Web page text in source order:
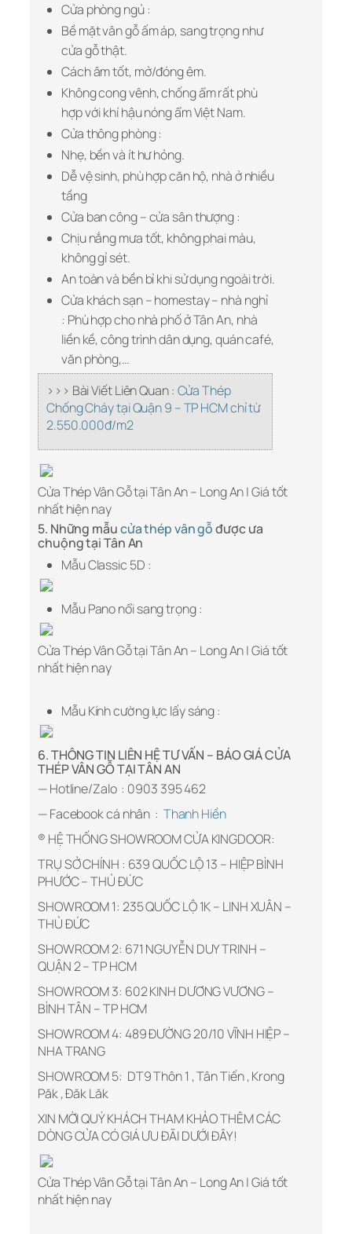
Cửa phòng ngủ :
Bề mặt vân gỗ ấm áp, sang trọng như
cửa gỗ thật.
Cách âm tốt, mở/đóng êm.
Không cong vênh, chống ẩm rất phù
hợp với khí hậu nóng ẩm Việt Nam.
Cửa thông phòng :
Nhẹ, bền và ít hư hỏng.
Dễ vệ sinh, phù hợp căn hộ, nhà ở nhiều
tầng
Cửa ban công – cửa sân thượng :
Chịu nắng mưa tốt, không phai màu,
không gỉ sét.
An toàn và bền bỉ khi sử dụng ngoài trời.
Cửa khách sạn – homestay – nhà nghỉ
: Phù hợp cho nhà phố ở Tân An, nhà
liền kề, công trình dân dụng, quán café,
văn phòng,…
>>> Bài Viết Liên Quan : Cửa Thép
Chống Cháy tại Quận 9 – TP HCM chỉ từ
2.550.000đ/m2
Cửa Thép Vân Gỗ tại Tân An – Long An | Giá tốt
nhất hiện nay
5. Những mẫucửa thép vân gỗđược ưa
chuộng tại Tân An
Mẫu Classic 5D :
Mẫu Pano nổi sang trọng :
Cửa Thép Vân Gỗ tại Tân An – Long An | Giá tốt
nhất hiện nay
Mẫu Kính cường lực lấy sáng :
6. THÔNG TIN LIÊN HỆ TƯ VẤN – BÁO GIÁ CỬA
THÉP VÂN GỖ TẠI TÂN AN
— Hotline/Zalo : 0903 395 462
— Facebook cá nhân : Thanh Hiền
® HỆ THỐNG SHOWROOM CỬA KINGDOOR:
TRỤ SỞ CHÍNH : 639 QUỐC LỘ 13 – HIỆP BÌNH
PHƯỚC – THỦ ĐỨC
SHOWROOM 1: 235 QUỐC LỘ 1K – LINH XUÂN –
THỦ ĐỨC
SHOWROOM 2: 671 NGUYỄN DUY TRINH –
QUẬN 2 – TP HCM
SHOWROOM 3: 602 KINH DƯƠNG VƯƠNG –
BÌNH TÂN – TP HCM
SHOWROOM 4: 489 ĐƯỜNG 20/10 VĨNH HIỆP –
NHA TRANG
SHOWROOM 5: DT9 Thôn 1 , Tân Tiến , Krong
Păk , Đăk Lăk
XIN MỜI QUÝ KHÁCH THAM KHẢO THÊM CÁC
DÒNG CỬA CÓ GIÁ ƯU ĐÃI DƯỚI ĐÂY!
Cửa Thép Vân Gỗ tại Tân An – Long An | Giá tốt
nhất hiện nay